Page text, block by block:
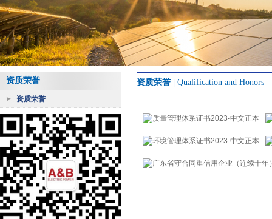
资质荣誉
资质荣誉
资质荣誉 Qualification and Honors